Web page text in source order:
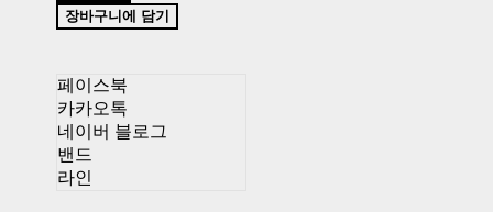
장바구니에 담기
페이스북
카카오톡
네이버 블로그
밴드
라인